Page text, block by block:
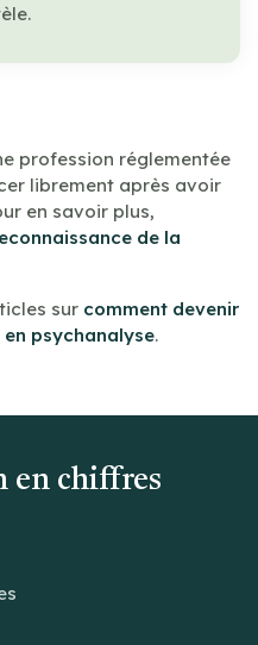
profession réglementée
librement après avoir
en savoir plus,
de la
sur comment devenir
psychanalyse.
en chiffres